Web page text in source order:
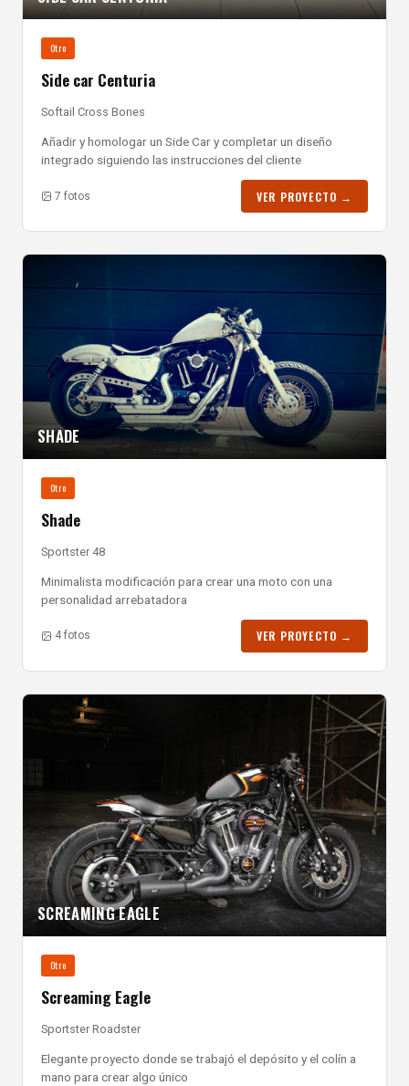
Otro
Side car Centuria
Softail Cross Bones
Añadir y homologar un Side Car y completar un diseño
integrado siguiendo las instrucciones del cliente
7 fotos VER PROYECTO →
SHADE
Otro
Shade
Sportster 48
Minimalista modificación para crear una moto con una
personalidad arrebatadora
4 fotos VER PROYECTO →
SCREAMING EAGLE
Otro
Screaming Eagle
Sportster Roadster
Elegante proyecto donde se trabajó el depósito y el colín a
mano para crear algo único